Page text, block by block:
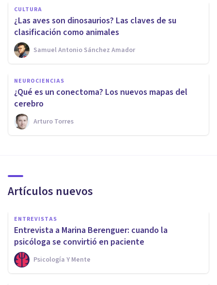
CULTURA
¿Las aves son dinosaurios? Las claves de su
clasificación como animales
Samuel Antonio Sánchez Amador
NEUROCIENCIAS
¿Qué es un conectoma? Los nuevos mapas del
cerebro
Arturo Torres
Artículos nuevos
ENTREVISTAS
Entrevista a Marina Berenguer: cuando la
psicóloga se convirtió en paciente
Psicología Y Mente